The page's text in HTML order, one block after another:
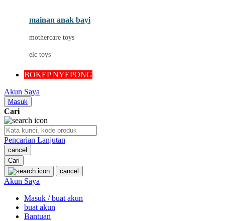
Oh Ma Grain
P
Peachy
Phil & Ted's
mainan anak bayi
mothercare toys
elc toys
BOKEP NYEPONG
Akun Saya
Masuk
Cari
Pencarian Lanjutan
cancel
Cari
cancel
Akun Saya
Masuk / buat akun
buat akun
Bantuan